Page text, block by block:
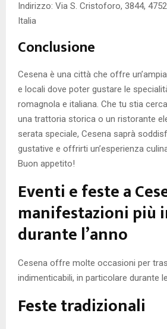
Indirizzo: Via S. Cristoforo, 3844,
Italia
Conclusione
Cesena è una città che offre
e locali dove poter gustare le
romagnola e italiana. Che tu stia
una trattoria storica o un ristorante
serata speciale, Cesena saprà
gustative e offrirti un’esperienza
Buon appetito!
Eventi e feste a
manifestazioni più
durante l’anno
Cesena offre molte occasioni per
indimenticabili, in particolare durante
Feste tradizionali